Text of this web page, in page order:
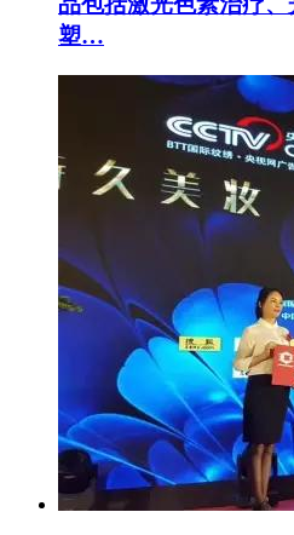
塑…